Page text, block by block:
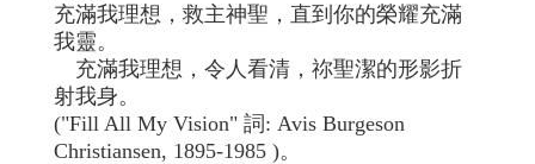
充滿我理想，救主神聖，直到你的榮耀充滿
我靈。
充滿我理想，令人看清，祢聖潔的形影折
射我身。
("Fill All My Vision" 詞: Avis Burgeson
Christiansen, 1895-1985 )。